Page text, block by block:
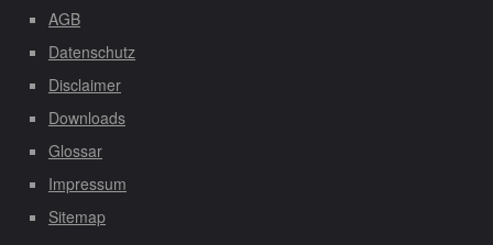
AGB
Datenschutz
Disclaimer
Downloads
Glossar
Impressum
Sitemap